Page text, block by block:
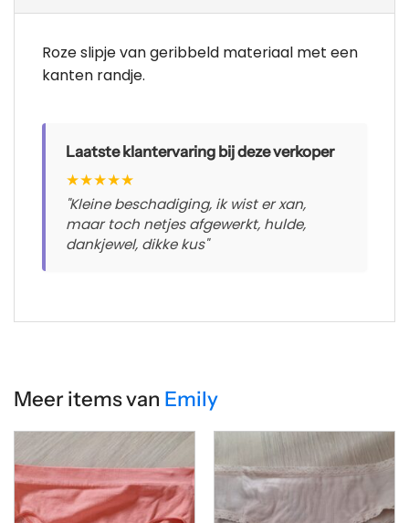
Roze slipje van geribbeld materiaal met een
kanten randje.
Laatste klantervaring bij deze verkoper
★★★★★
"Kleine beschadiging, ik wist er xan,
maar toch netjes afgewerkt, hulde,
dankjewel, dikke kus"
Meer items van Emily